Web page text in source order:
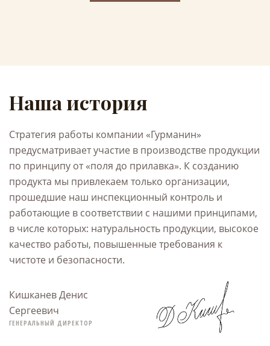
Наша история
Стратегия работы компании «Гурманин»
предусматривает участие в производстве продукции
по принципу от «поля до прилавка». К созданию
продукта мы привлекаем только организации,
прошедшие наш инспекционный контроль и
работающие в соответствии с нашими принципами,
в числе которых: натуральность продукции, высокое
качество работы, повышенные требования к
чистоте и безопасности.
Кишканев Денис
Сергеевич
ГЕНЕРАЛЬНЫЙ ДИРЕКТОР